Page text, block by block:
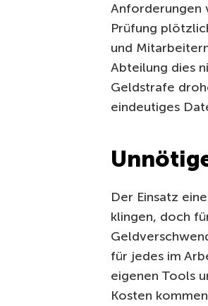
Anforderungen
Prüfung
und
Abteilung dies
Geldstrafe
eindeutiges
Der Einsatz
klingen, doch
für jedes im
eigenen Tools
Kosten